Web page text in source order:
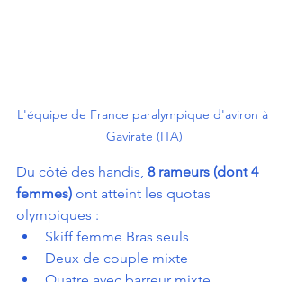
L'équipe de France paralympique d'aviron à
Gavirate (ITA)
Du côté des handis, 8 rameurs (dont 4
femmes) ont atteint les quotas
olympiques :
Skiff femme Bras seuls
Deux de couple mixte